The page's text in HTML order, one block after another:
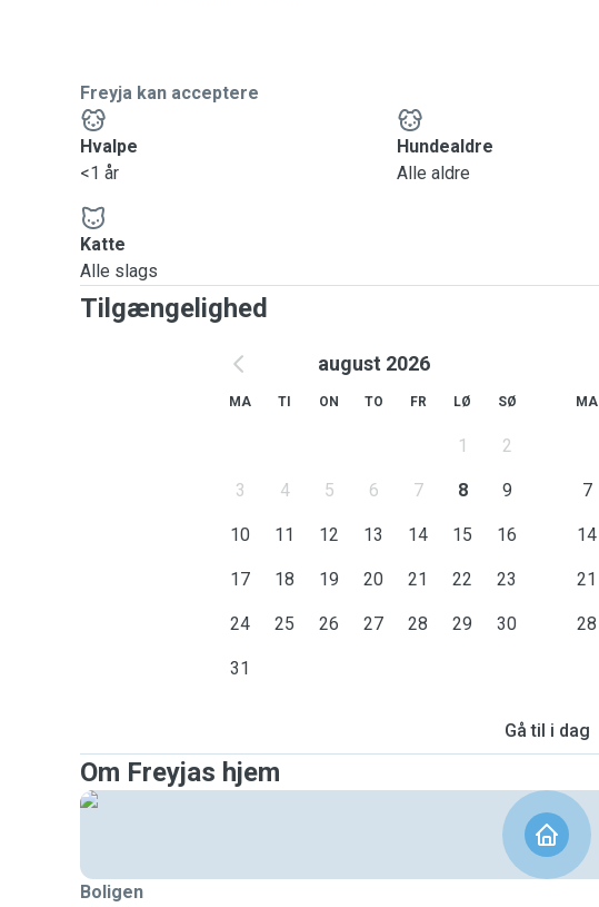
Freyja kan acceptere
Hvalpe
<1 år
Hundealdre
Alle aldre
Katte
Alle slags
Tilgængelighed
august 2026
MA TI ON TO FR LØ SØ
1 2
3 4 5 6 7 8 9
10 11 12 13 14 15 16
17 18 19 20 21 22 23
24 25 26 27 28 29 30
31
MA
7
14
21
28
Gå til i dag
Om Freyjas hjem
Boligen